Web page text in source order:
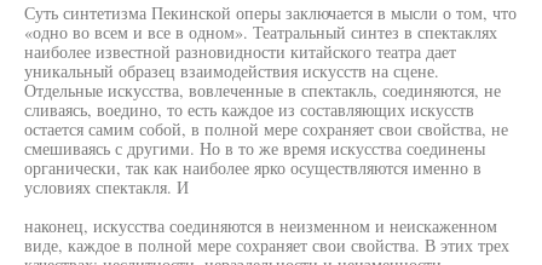
Суть синтетизма Пекинской оперы заключается в мысли о том, что
«одно во всем и все в одном». Театральный синтез в спектаклях
наиболее известной разновидности китайского театра дает
уникальный образец взаимодействия искусств на сцене.
Отдельные искусства, вовлеченные в спектакль, соединяются, не
сливаясь, воедино, то есть каждое из составляющих искусств
остается самим собой, в полной мере сохраняет свои свойства, не
смешиваясь с другими. Но в то же время искусства соединены
органически, так как наиболее ярко осуществляются именно в
условиях спектакля. И
наконец, искусства соединяются в неизменном и неискаженном
виде, каждое в полной мере сохраняет свои свойства. В этих трех